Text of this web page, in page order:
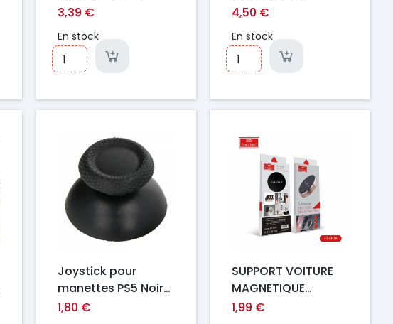
Pro/PS4 Slim Ori
3,39 €
En stock
LIGHTNING SILVER
4,50 €
En stock
Joystick pour
manettes PS5 Noir
HQ
1,80 €
Prix
SUPPORT VOITURE
MAGNETIQUE
EARLDOM ET-EH18
1,99 €